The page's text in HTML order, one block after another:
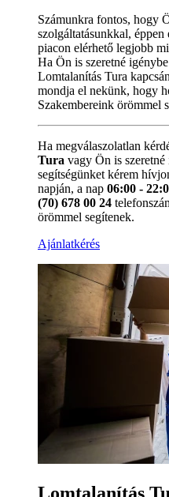
Számunkra fontos, hogy
szolgáltatásunkkal,
piacon elérhető legjobb
Ha Ön is szeretné
Lomtalanítás Tura
mondja el nekünk, hogy
Szakembereink örömmel
Ha megválaszolatlan
Tura vagy Ön is
segítségünket kérem
napján, a nap 06:00 -
(70) 678 00 24
örömmel segítenek.
Ajánlatkérés
Lomtalanítás